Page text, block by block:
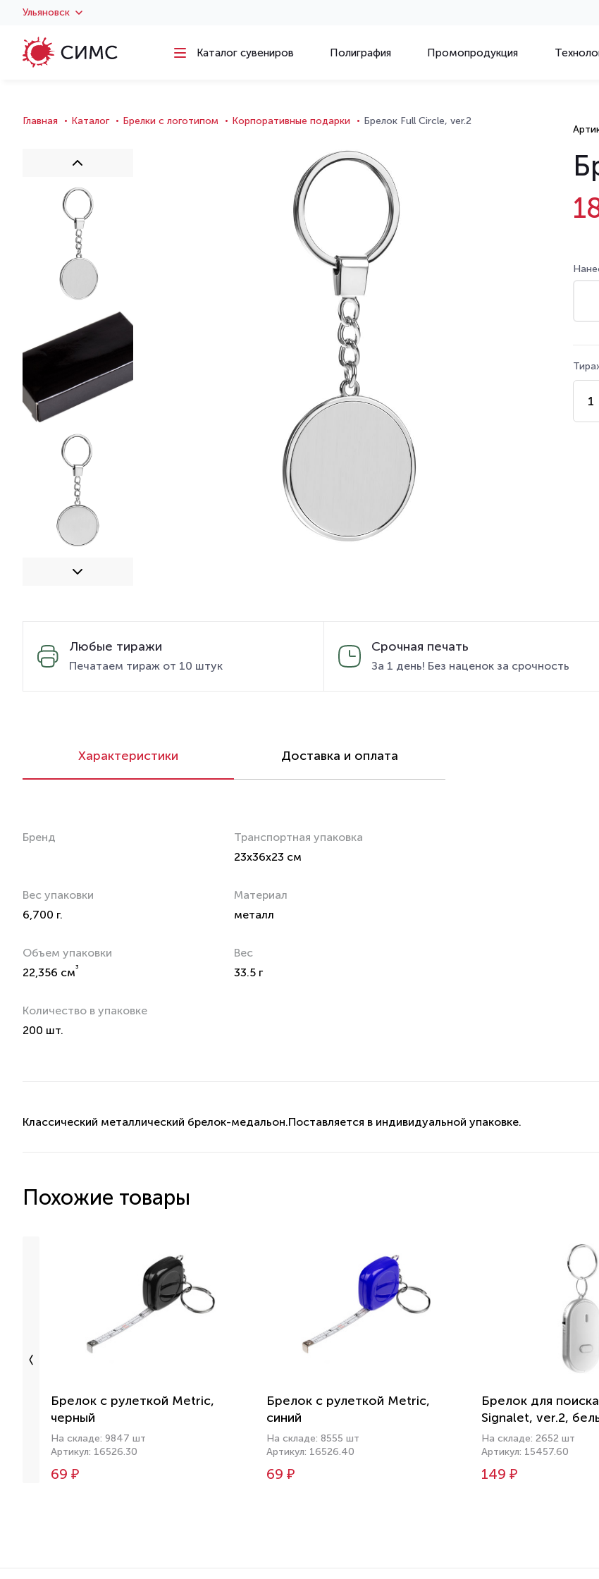
Ульяновск
Каталог сувениров Полиграфия Промопродукция
Главная Каталог Брелки с логотипом Корпоративные подарки Брелок Full Circle, ver.2
Любые тиражи
Печатаем тираж от 10 штук
Срочная печать
За 1 день! Без наценок за срочность
Характеристики Доставка и оплата
Бренд
Транспортная упаковка
23x36x23 см
Вес упаковки
6,700 г.
Материал
металл
Объем упаковки
22,356 см³
Вес
33.5 г
Количество в упаковке
200 шт.
Классический металлический брелок-медальон.Поставляется в индивидуальной упаковке.
Похожие товары
Брелок с рулеткой Metric,
черный
На складе: 9847 шт
Артикул: 16526.30
69 ₽
Брелок с рулеткой Metric,
синий
На складе: 8555 шт
Артикул: 16526.40
69 ₽
Брелок для
Signalet, ver.2,
На складе: 2652 шт
Артикул: 15457.60
149 ₽